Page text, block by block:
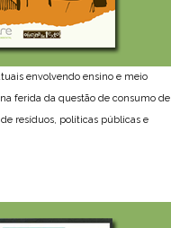
envolvendo ensino e meio
ferida da questão de consumo de
resíduos, políticas públicas e